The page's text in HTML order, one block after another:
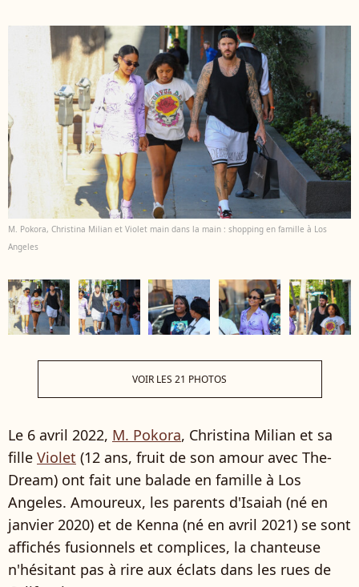
M. Pokora, Christina Milian et Violet main dans la main : shopping en famille à Los
Angeles
VOIR LES 21 PHOTOS
Le 6 avril 2022, M. Pokora, Christina Milian et sa
fille Violet (12 ans, fruit de son amour avec The-
Dream) ont fait une balade en famille à Los
Angeles. Amoureux, les parents d'Isaiah (né en
janvier 2020) et de Kenna (né en avril 2021) se sont
affichés fusionnels et complices, la chanteuse
n'hésitant pas à rire aux éclats dans les rues de